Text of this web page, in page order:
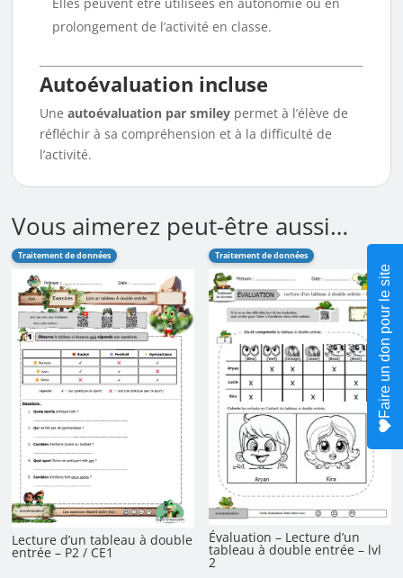
prolongement de l’activité en classe.
Autoévaluation incluse
Uneautoévaluation par smiley permet à l’élève de
réfléchir à sa compréhension et à la difficulté de
l’activité.
Vous aimerez peut-être aussi…
Traitement de données
Lecture d’un tableau à double
entrée – P2 / CE1
Traitement de données
Évaluation – Lecture d’un
tableau à double entrée – lvl
2
Faire un don pour le site